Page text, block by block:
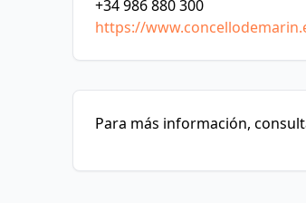
+34 986 880 300
https://
Para más información,